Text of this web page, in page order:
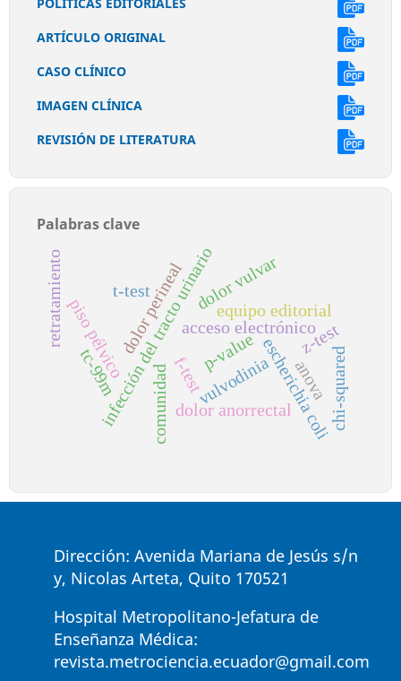
ARTÍCULO ORIGINAL
CASO CLÍNICO
IMAGEN CLÍNICA
REVISIÓN DE LITERATURA
Palabras clave
equipo editorial
acceso electrónico
infección del tracto urinario
comunidad escherichia coli
dolor perineal
vulvodinia
dolor vulvar
piso pélvico
dolor anorrectal
retratamiento
p-value z-test
t-test
anova chi-squared
f-test
tc-99m
Dirección: Avenida Mariana de Jesús s/n
y, Nicolas Arteta, Quito 170521
Hospital Metropolitano-Jefatura de
Enseñanza Médica:
revista.metrociencia.ecuador@gmail.com